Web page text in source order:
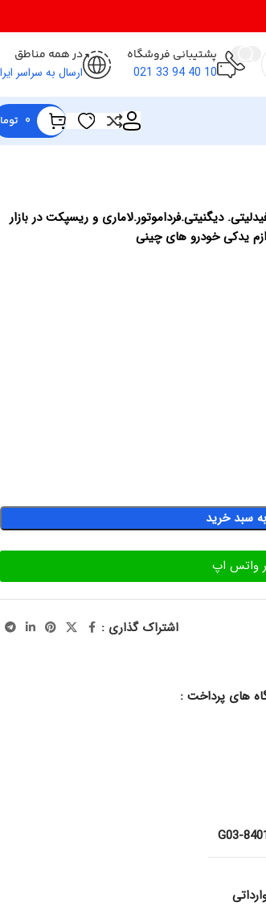
پشتیبانی فروشگاه
10 40 94 33 021
در همه مناطق
ارسال به سراسر
0
دیگنیتی.فرداموتور.لاماری و ریسپکت در بازار
سبد خرید
واتس اپ
اشتراک گذاری :
های پرداخت :
G03-